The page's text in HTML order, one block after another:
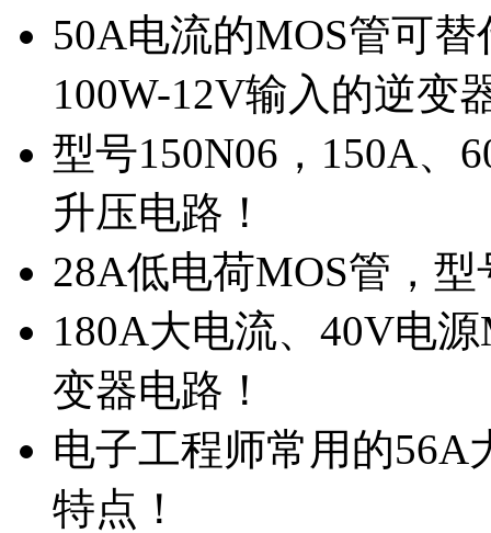
50A电流的MOS管可
100W-12V输入的逆变
型号150N06，150A、
升压电路！
28A低电荷MOS管，
180A大电流、40V电
变器电路！
电子工程师常用的56A
特点！